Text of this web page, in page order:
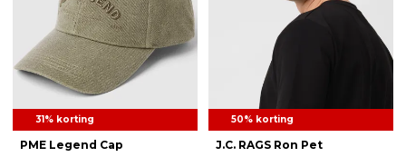
31% korting
PME Legend Cap
50% korting
J.C. RAGS Ron Pet